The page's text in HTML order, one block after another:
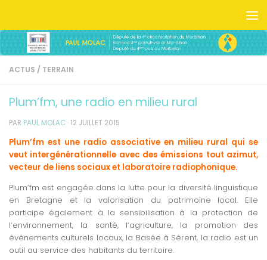
ACTUS / TERRAIN
Plum’fm, une radio en milieu rural
PAR PAUL MOLAC · 12 JUILLET 2015
Plum’fm est une radio associative en milieu rural qui se
veut intergénérationnelle avec des émissions tout azimut,
vecteur de liens sociaux et laboratoire radiophonique.
Plum’fm est engagée dans la lutte pour la diversité linguistique
en Bretagne et la valorisation du patrimoine local. Elle
participe également à la sensibilisation à la protection de
lʼenvironnement, la santé, lʼagriculture, la promotion des
événements culturels locaux, la Basée à Sérent, la radio est un
outil au service des habitants du territoire.